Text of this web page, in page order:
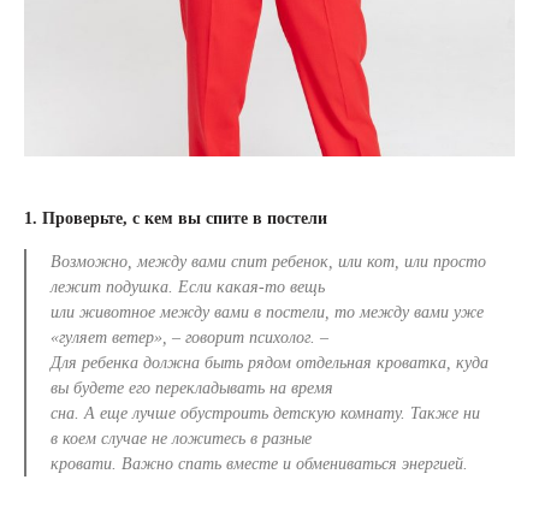
1. Проверьте, с кем вы спите в постели
Возможно, между вами спит ребенок, или кот, или просто
лежит подушка. Если какая-то вещь
или животное между вами в постели, то между вами уже
«гуляет ветер», – говорит психолог. –
Для ребенка должна быть рядом отдельная кроватка, куда
вы будете его перекладывать на время
сна. А еще лучше обустроить детскую комнату. Также ни
в коем случае не ложитесь в разные
кровати. Важно спать вместе и обмениваться энергией.